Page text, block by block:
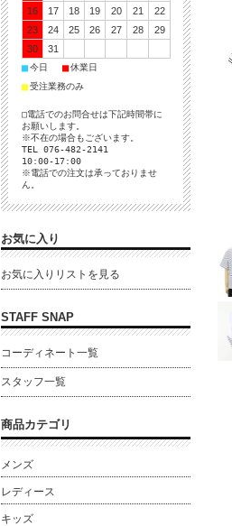
16
17 18 19 20 21
22
23
24 25 26 27 28
29
30
31
■今日 ■休業日
■受注業務のみ
□電話でのお問合せは下記時間帯に
お願いします。
※不在の場合もございます。
TEL 076-482-2141
10:00-17:00
※電話での注文は承っておりませ
ん。
お気に入り
お気に入りリストを見る
STAFF SNAP
コーディネート一覧
スタッフ一覧
商品カテゴリ
メンズ
レディース
キッズ